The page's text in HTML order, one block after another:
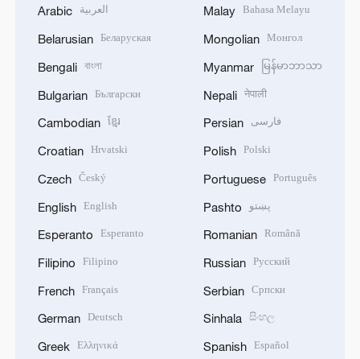
Arabic العربية
Belarusian Беларуская
Bengali বাংলা
Bulgarian Български
Cambodian ខ្មែរ
Croatian Hrvatski
Czech Český
English English
Esperanto Esperanto
Filipino Filipino
French Français
German Deutsch
Greek Ελληνικά
Malay Bahasa Melayu
Mongolian Монгол
Myanmar မြန်မာဘာသာ
Nepali नेपाली
Persian فارسی
Polish Polski
Portuguese Português
Pashto پښتو
Romanian Română
Russian Русский
Serbian Српски
Sinhala සිංහල
Spanish Español